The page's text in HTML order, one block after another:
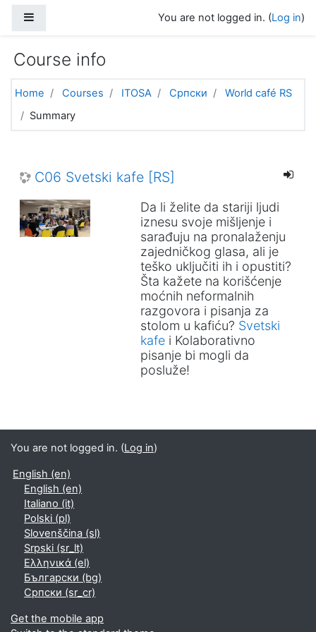
You are not logged in. (Log in)
Course info
Home Courses ITOSA Српски
World café RS
Summary
C06 Svetski kafe [RS]
Da li želite da stariji ljudi
iznesu svoje mišljenje i
sarađuju na pronalaženju
zajedničkog glasa, ali je
teško uključiti ih i opustiti?
Šta kažete na korišćenje
moćnih neformalnih
razgovora i pisanja za
stolom u kafiću? Svetski
kafei Kolaborativno
pisanje bi mogli da
posluže!
You are not logged in. (Log in)
English ‎(en)‎
English ‎(en)‎
Italiano ‎(it)‎
Polski ‎(pl)‎
Slovenščina ‎(sl)‎
Srpski ‎(sr_lt)‎
Ελληνικά ‎(el)‎
Български ‎(bg)‎
Српски ‎(sr_cr)‎
Get the mobile app